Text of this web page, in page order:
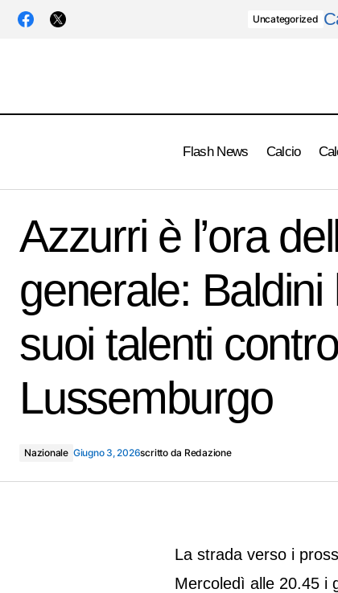
Uncategorized
Flash News Calcio
Azzurri è l’ora
generale: Baldini
suoi talenti
Lussemburgo
Nazionale Giugno 3, 2026scritto da Redazione
La strada verso i
Mercoledì alle 20.45 i